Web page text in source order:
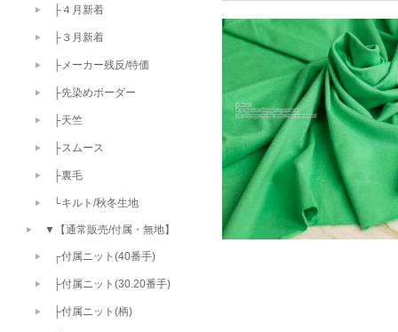
├４月新着
├３月新着
├メーカー残反/特価
├先染めボーダー
├天竺
├スムース
├裏毛
└キルト/秋冬生地
▼【通常販売/付属・無地】
┌付属ニット(40番手)
├付属ニット(30.20番手)
├付属ニット(柄)